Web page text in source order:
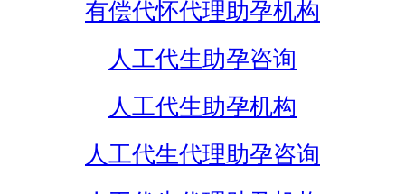
有偿代怀代理助孕机构
人工代生助孕咨询
人工代生助孕机构
人工代生代理助孕咨询